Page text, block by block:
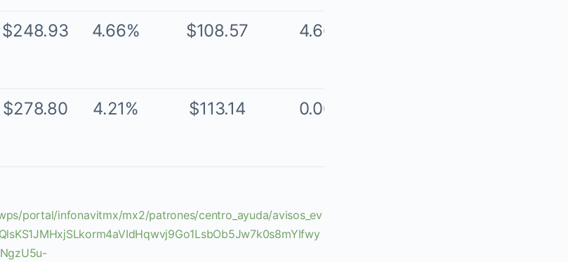
$248.93 4.66% $108.57 4.66%
$278.80 4.21% $113.14 0.00%
portal/infonavitmx/mx2/patrones/centro_ayuda/avisos_ev